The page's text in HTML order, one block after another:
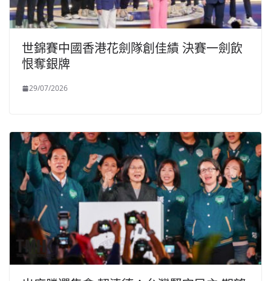
世錦賽中國香港花劍隊創佳績 決賽一劍飲
恨奪銀牌
29/07/2026